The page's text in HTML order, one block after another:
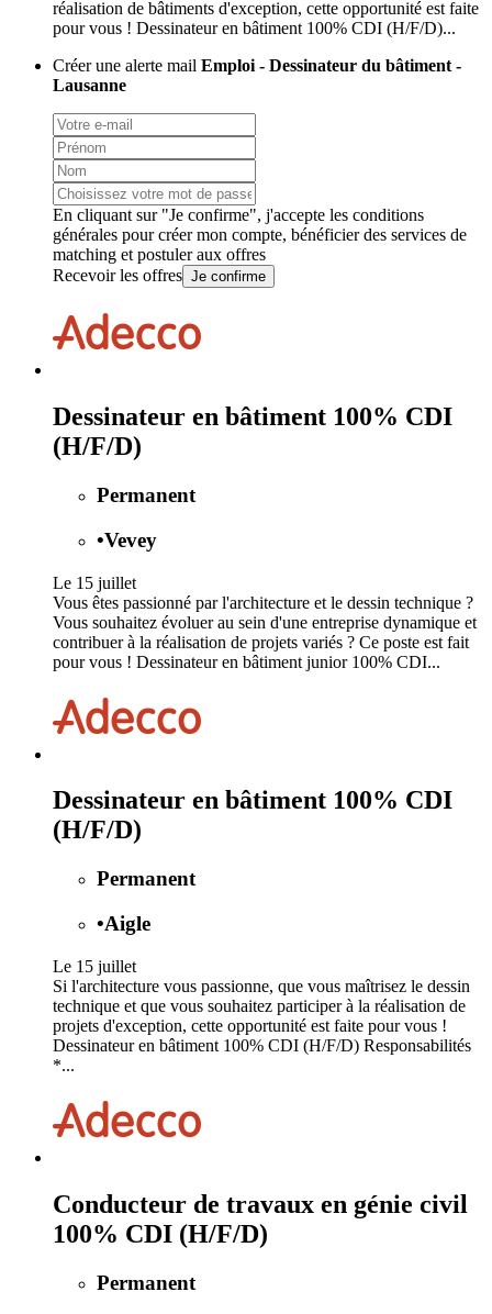
réalisation de bâtiments d'exception, cette opportunité est faite
pour vous ! Dessinateur en bâtiment 100% CDI (H/F/D)...
Créer une alerte mail Emploi - Dessinateur du bâtiment -
Lausanne
En cliquant sur "Je confirme", j'accepte les conditions
générales pour créer mon compte, bénéficier des services de
matching et postuler aux offres
Recevoir les offres Je confirme
Dessinateur en bâtiment 100% CDI
(H/F/D)
Permanent
•Vevey
Le 15 juillet
Vous êtes passionné par l'architecture et le dessin technique ?
Vous souhaitez évoluer au sein d'une entreprise dynamique et
contribuer à la réalisation de projets variés ? Ce poste est fait
pour vous ! Dessinateur en bâtiment junior 100% CDI...
Dessinateur en bâtiment 100% CDI
(H/F/D)
Permanent
•Aigle
Le 15 juillet
Si l'architecture vous passionne, que vous maîtrisez le dessin
technique et que vous souhaitez participer à la réalisation de
projets d'exception, cette opportunité est faite pour vous !
Dessinateur en bâtiment 100% CDI (H/F/D) Responsabilités
*...
Conducteur de travaux en génie civil
100% CDI (H/F/D)
Permanent